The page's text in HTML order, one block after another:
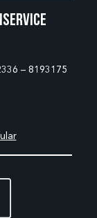
– 8193175